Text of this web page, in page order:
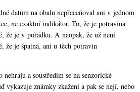
datum na obalu nepřeceňoval ani v jednom
ne exaktní indikátor. To, že je potravina
že je v pořádku. A naopak, že už není
že je špatná, ani u těch potravin
a soustředím se na senzorické
vykazuje známky zkažení a pak se nejí, nebo